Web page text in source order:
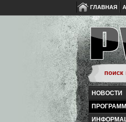
ГЛАВНАЯ
НОВОСТИ